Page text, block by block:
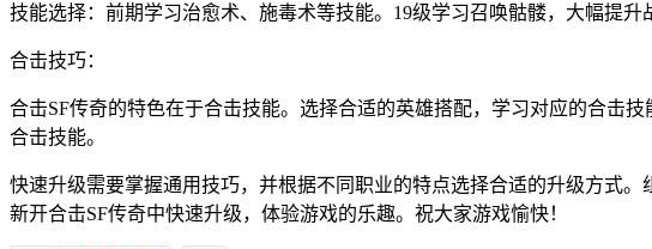
技能选择：前期学习治愈术、施毒术等技能。19级学习召唤骷髅，大幅提升
合击技巧：
合击SF传奇的特色在于合击技能。选择合适的英雄搭配，学习对应的合击
合击技能。
快速升级需要掌握通用技巧，并根据不同职业的特点选择合适的升级方式
新开合击SF传奇中快速升级，体验游戏的乐趣。祝大家游戏愉快！